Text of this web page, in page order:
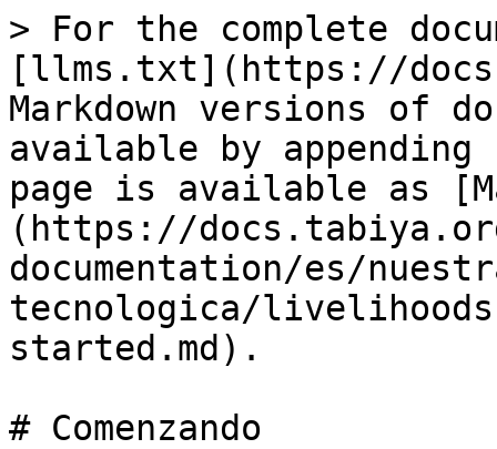
> For the complete
[llms.txt](https://
Markdown versions of
available by
page is available as
(https://
documentation/es/
tecnologica/
started.md).
# Comenzando